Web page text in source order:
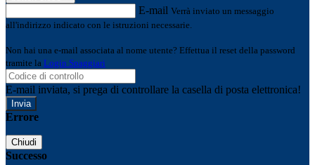
E-mail Verrà inviato un messaggio
all'indirizzo indicato con le istruzioni necessarie.
Non hai una e-mail associata al nome utente? Effettua il reset della password
tramite la Login Spaggiari
E-mail inviata, si prega di controllare la casella di posta elettronica!
Errore
Chiudi
Successo